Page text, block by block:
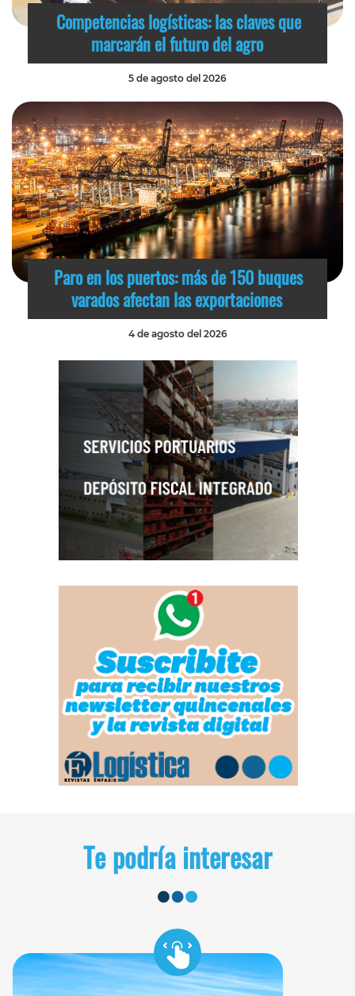
Competencias logísticas: las claves que
marcarán el futuro del agro
5 de agosto del 2026
Paro en los puertos: más de 150 buques
varados afectan las exportaciones
4 de agosto del 2026
Te podría interesar